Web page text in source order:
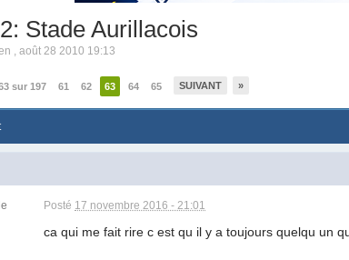
Stade Aurillacois
,août 28 2010 19:13
sur 197 61 62 63 64 65 SUIVANT »
Posté 17 novembre 2016 - 21:01
ca qui me fait rire c est qu il y a toujours quelqu un